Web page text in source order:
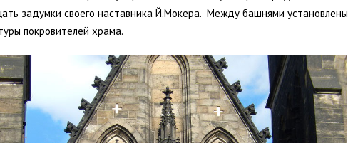
задумки своего наставника Й.Мокера. Между башнями установлены
покровителей храма.